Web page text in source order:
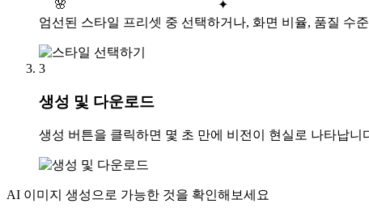
🌸 ✦
엄선된 스타일 프리셋 중 선택하거나, 화면 비율, 품질 수
3
생성 및 다운로드
생성 버튼을 클릭하면 몇 초 만에 비전이 현실로 나타납
AI 이미지 생성으로 가능한 것을 확인해보세요